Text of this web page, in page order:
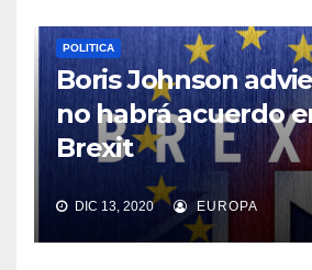
POLITICA
Boris Johnson
no habrá acuerdo
Brexit
DIC 13, 2020 EUROPA